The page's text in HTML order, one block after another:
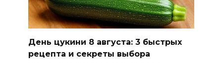
День цукини 8 августа: 3 быстрых
рецепта и секреты выбора